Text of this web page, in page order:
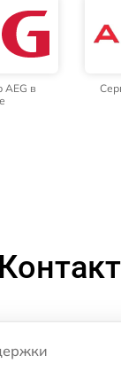
AEG в